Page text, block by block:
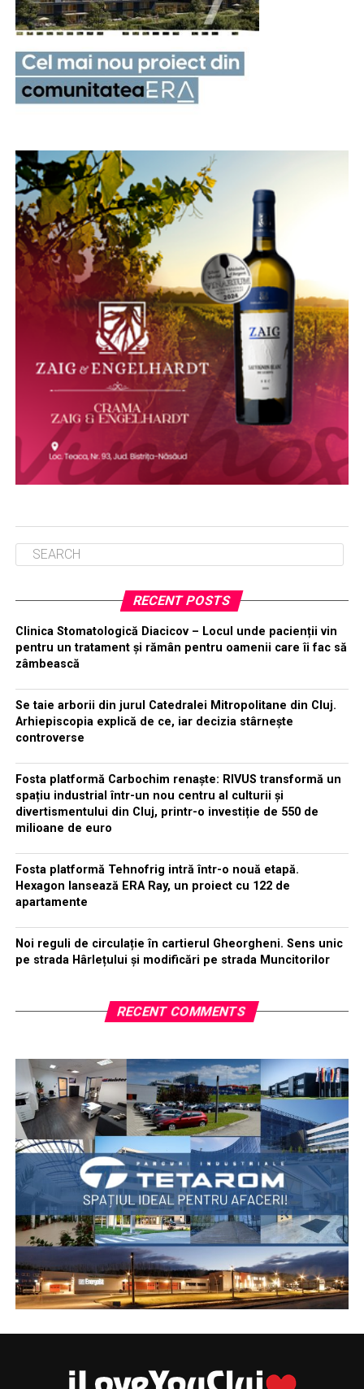
RECENT POSTS
Clinica Stomatologică Diacicov – Locul unde pacienții vin
pentru un tratament și rămân pentru oamenii care îi fac să
zâmbească
Se taie arborii din jurul Catedralei Mitropolitane din Cluj.
Arhiepiscopia explică de ce, iar decizia stârnește
controverse
Fosta platformă Carbochim renaște: RIVUS transformă un
spațiu industrial într-un nou centru al culturii și
divertismentului din Cluj, printr-o investiție de 550 de
milioane de euro
Fosta platformă Tehnofrig intră într-o nouă etapă.
Hexagon lansează ERA Ray, un proiect cu 122 de
apartamente
Noi reguli de circulație în cartierul Gheorgheni. Sens unic
pe strada Hârlețului și modificări pe strada Muncitorilor
RECENT COMMENTS